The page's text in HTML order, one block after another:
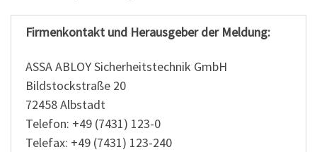
Firmenkontakt und Herausgeber der Meldung:
ASSA ABLOY Sicherheitstechnik GmbH
Bildstockstraße 20
72458 Albstadt
Telefon: +49 (7431) 123-0
Telefax: +49 (7431) 123-240